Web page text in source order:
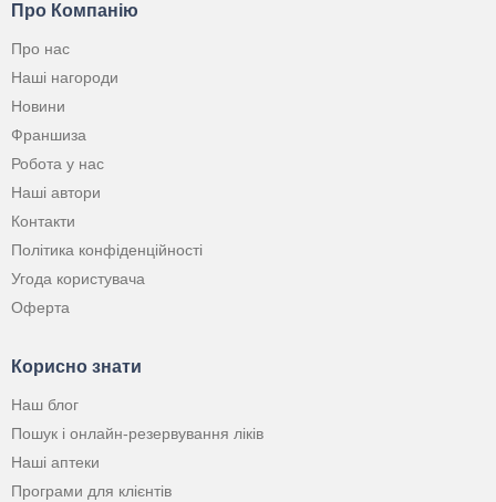
Про Компанію
Про нас
Наші нагороди
Новини
Франшиза
Робота у нас
Наші автори
Контакти
Політика конфіденційності
Угода користувача
Оферта
Корисно знати
Наш блог
Пошук і онлайн-резервування ліків
Наші аптеки
Програми для клієнтів